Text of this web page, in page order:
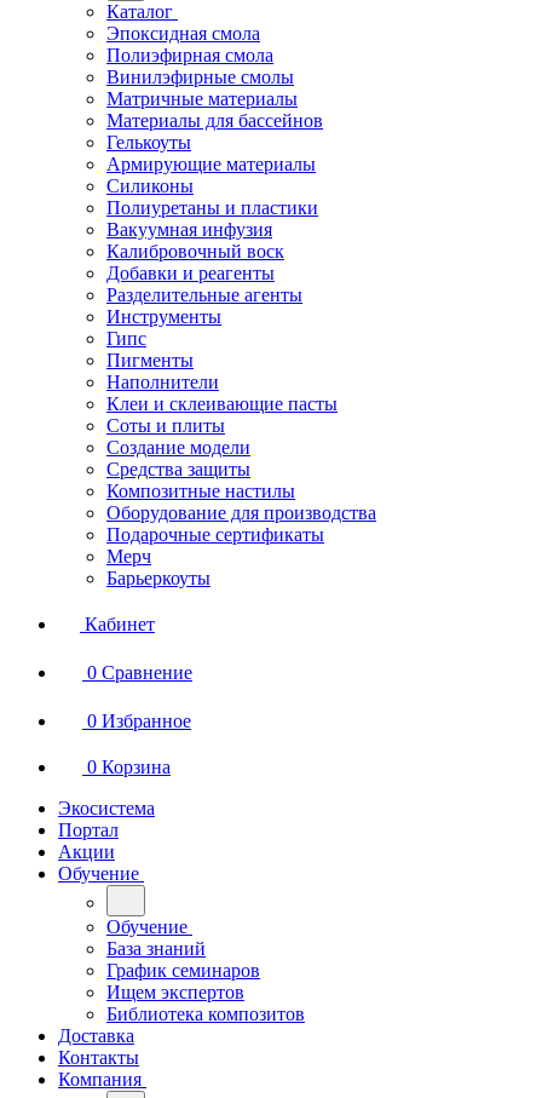
Каталог
Эпоксидная смола
Полиэфирная смола
Винилэфирные смолы
Матричные материалы
Материалы для бассейнов
Гелькоуты
Армирующие материалы
Силиконы
Полиуретаны и пластики
Вакуумная инфузия
Калибровочный воск
Добавки и реагенты
Разделительные агенты
Инструменты
Гипс
Пигменты
Наполнители
Клеи и склеивающие пасты
Соты и плиты
Создание модели
Средства защиты
Композитные настилы
Оборудование для производства
Подарочные сертификаты
Мерч
Барьеркоуты
Кабинет
0 Сравнение
0 Избранное
0 Корзина
Экосистема
Портал
Акции
Обучение
Обучение
База знаний
График семинаров
Ищем экспертов
Библиотека композитов
Доставка
Контакты
Компания